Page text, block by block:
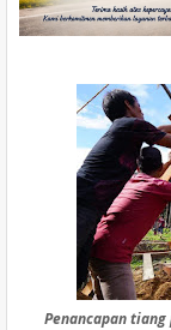
Penancapan